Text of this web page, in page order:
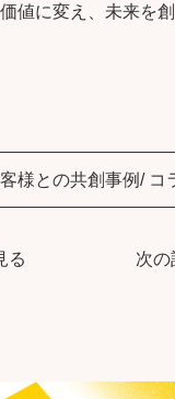
値に変え、未来を
様との共創事例/ コ
る 次の